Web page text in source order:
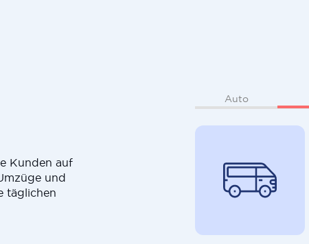
Kunden auf
und
täglichen
Auto